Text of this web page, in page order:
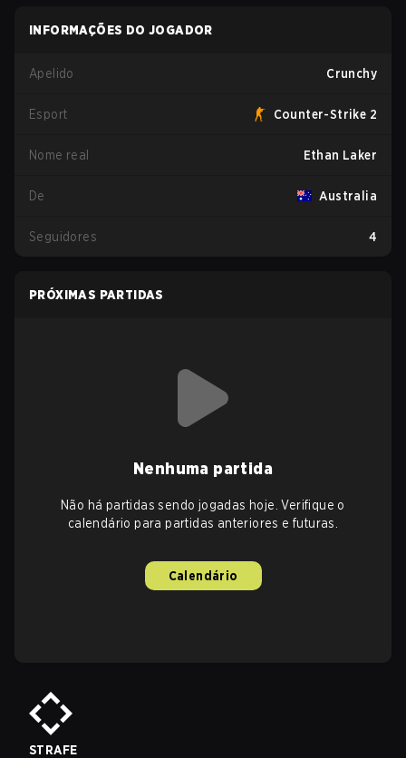
INFORMAÇÕES DO JOGADOR
Apelido Crunchy
Esport Counter-Strike 2
Nome real Ethan Laker
De Australia
Seguidores 4
PRÓXIMAS PARTIDAS
Nenhuma partida
Não há partidas sendo jogadas hoje. Verifique o
calendário para partidas anteriores e futuras.
Calendário
STRAFE